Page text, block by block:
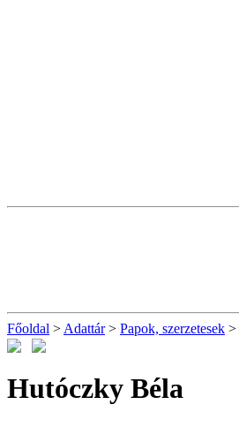
Főoldal > Adattár> Papok, szerzetesek >
Hutóczky Béla